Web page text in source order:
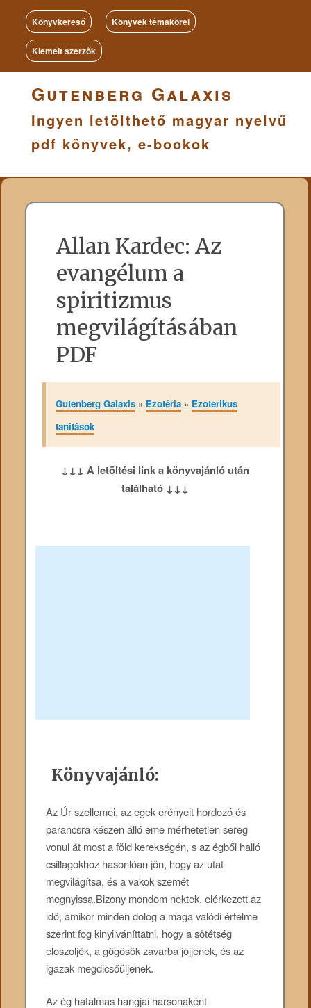
Könyvkereső Könyvek témakörei
Kiemelt szerzők
Gutenberg Galaxis
Ingyen letölthető magyar nyelvű
pdf könyvek, e-bookok
Allan Kardec: Az
evangélum a
spiritizmus
megvilágításában
PDF
Gutenberg Galaxis» Ezotéria» Ezoterikus
tanítások
↓↓↓ A letöltési link a könyvajánló után
található ↓↓↓
Könyvajánló:
Az Úr szellemei, az egek erényeit hordozó és
parancsra készen álló eme mérhetetlen sereg
vonul át most a föld kerekségén, s az égből halló
csillagokhoz hasonlóan jön, hogy az utat
megvilágítsa, és a vakok szemét
megnyissa.Bizony mondom nektek, elérkezett az
idő, amikor minden dolog a maga valódi értelme
szerint fog kinyilváníttatni, hogy a sötétség
eloszoljék, a gőgösök zavarba jöjjenek, és az
igazak megdicsőüljenek.
Az ég hatalmas hangjai harsonaként